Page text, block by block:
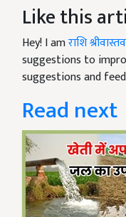
Like this
Hey! I amराशि श्रीवास्तव
suggestions to
suggestions and
Read next